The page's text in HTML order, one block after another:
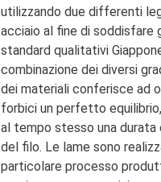
utilizzando due differenti
acciaio al fine di soddisfare
standard qualitativi
combinazione dei diversi
dei materiali conferisce ad
forbici un perfetto
al tempo stesso una durata
del filo. Le lame sono
particolare processo